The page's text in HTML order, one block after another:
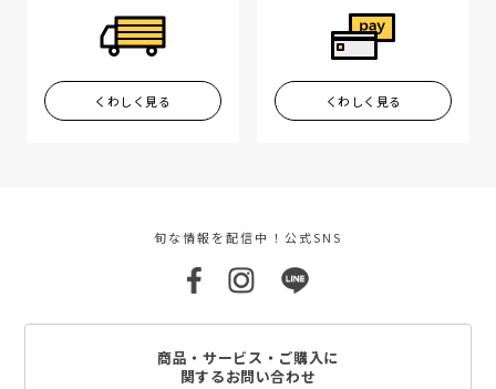
くわしく見る くわしく見る
旬な情報を配信中！公式SNS
商品・サービス・ご購入に
関するお問い合わせ